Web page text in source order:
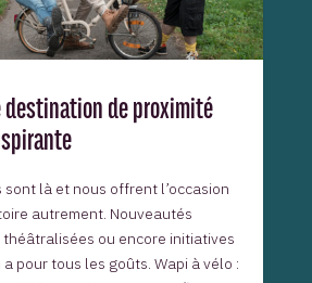
destination de proximité
sont là et nous offrent l’occasion
autrement. Nouveautés
ou encore initiatives
pour tous les goûts. Wapi à vélo :